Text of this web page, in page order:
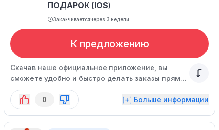
ПОДАРОК (IOS)
Заканчиваетсячерез 3 недели
К предложению
Скачав наше официальное приложение, вы
сможете удобно и быстро делать заказы прямо
с вашего мобильного устройства.
0
[+] Больше информации